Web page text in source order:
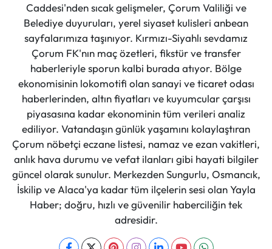
Caddesi'nden sıcak gelişmeler, Çorum Valiliği ve
Belediye duyuruları, yerel siyaset kulisleri anbean
sayfalarımıza taşınıyor. Kırmızı-Siyahlı sevdamız
Çorum FK'nın maç özetleri, fikstür ve transfer
haberleriyle sporun kalbi burada atıyor. Bölge
ekonomisinin lokomotifi olan sanayi ve ticaret odası
haberlerinden, altın fiyatları ve kuyumcular çarşısı
piyasasına kadar ekonominin tüm verileri analiz
ediliyor. Vatandaşın günlük yaşamını kolaylaştıran
Çorum nöbetçi eczane listesi, namaz ve ezan vakitleri,
anlık hava durumu ve vefat ilanları gibi hayati bilgiler
güncel olarak sunulur. Merkezden Sungurlu, Osmancık,
İskilip ve Alaca'ya kadar tüm ilçelerin sesi olan Yayla
Haber; doğru, hızlı ve güvenilir haberciliğin tek
adresidir.